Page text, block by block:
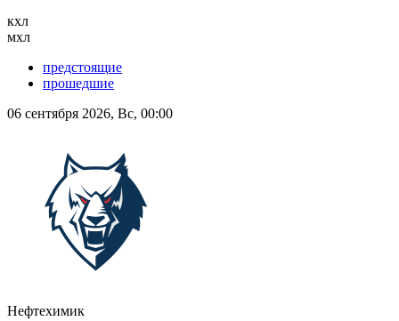
кхл
мхл
предстоящие
прошедшие
06 сентября 2026, Вс, 00:00
Нефтехимик